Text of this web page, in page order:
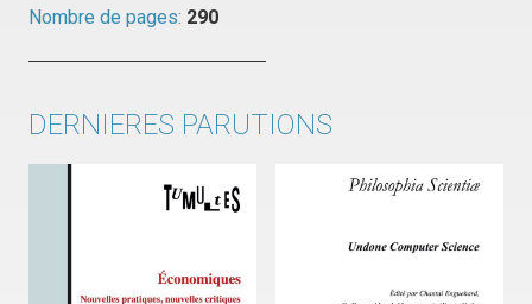
Nombre de pages: 290
DERNIERES PARUTIONS